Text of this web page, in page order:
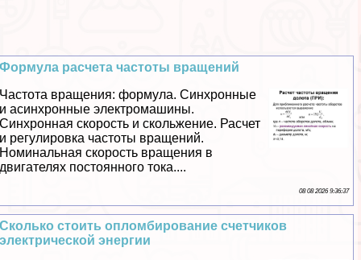
Формула расчета частоты вращений
Частота вращения: формула. Синхронные
и асинхронные электромашины.
Синхронная скорость и скольжение. Расчет
и регулировка частоты вращений.
Номинальная скорость вращения в
двигателях постоянного тока....
08 08 2026 9:36:37
Сколько стоить опломбирование счетчиков
электрической энергии